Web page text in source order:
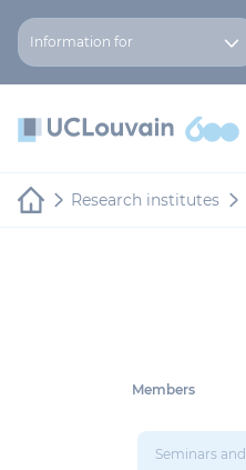
Cookies management panel
Information for
Research institutes
Members
Seminars and